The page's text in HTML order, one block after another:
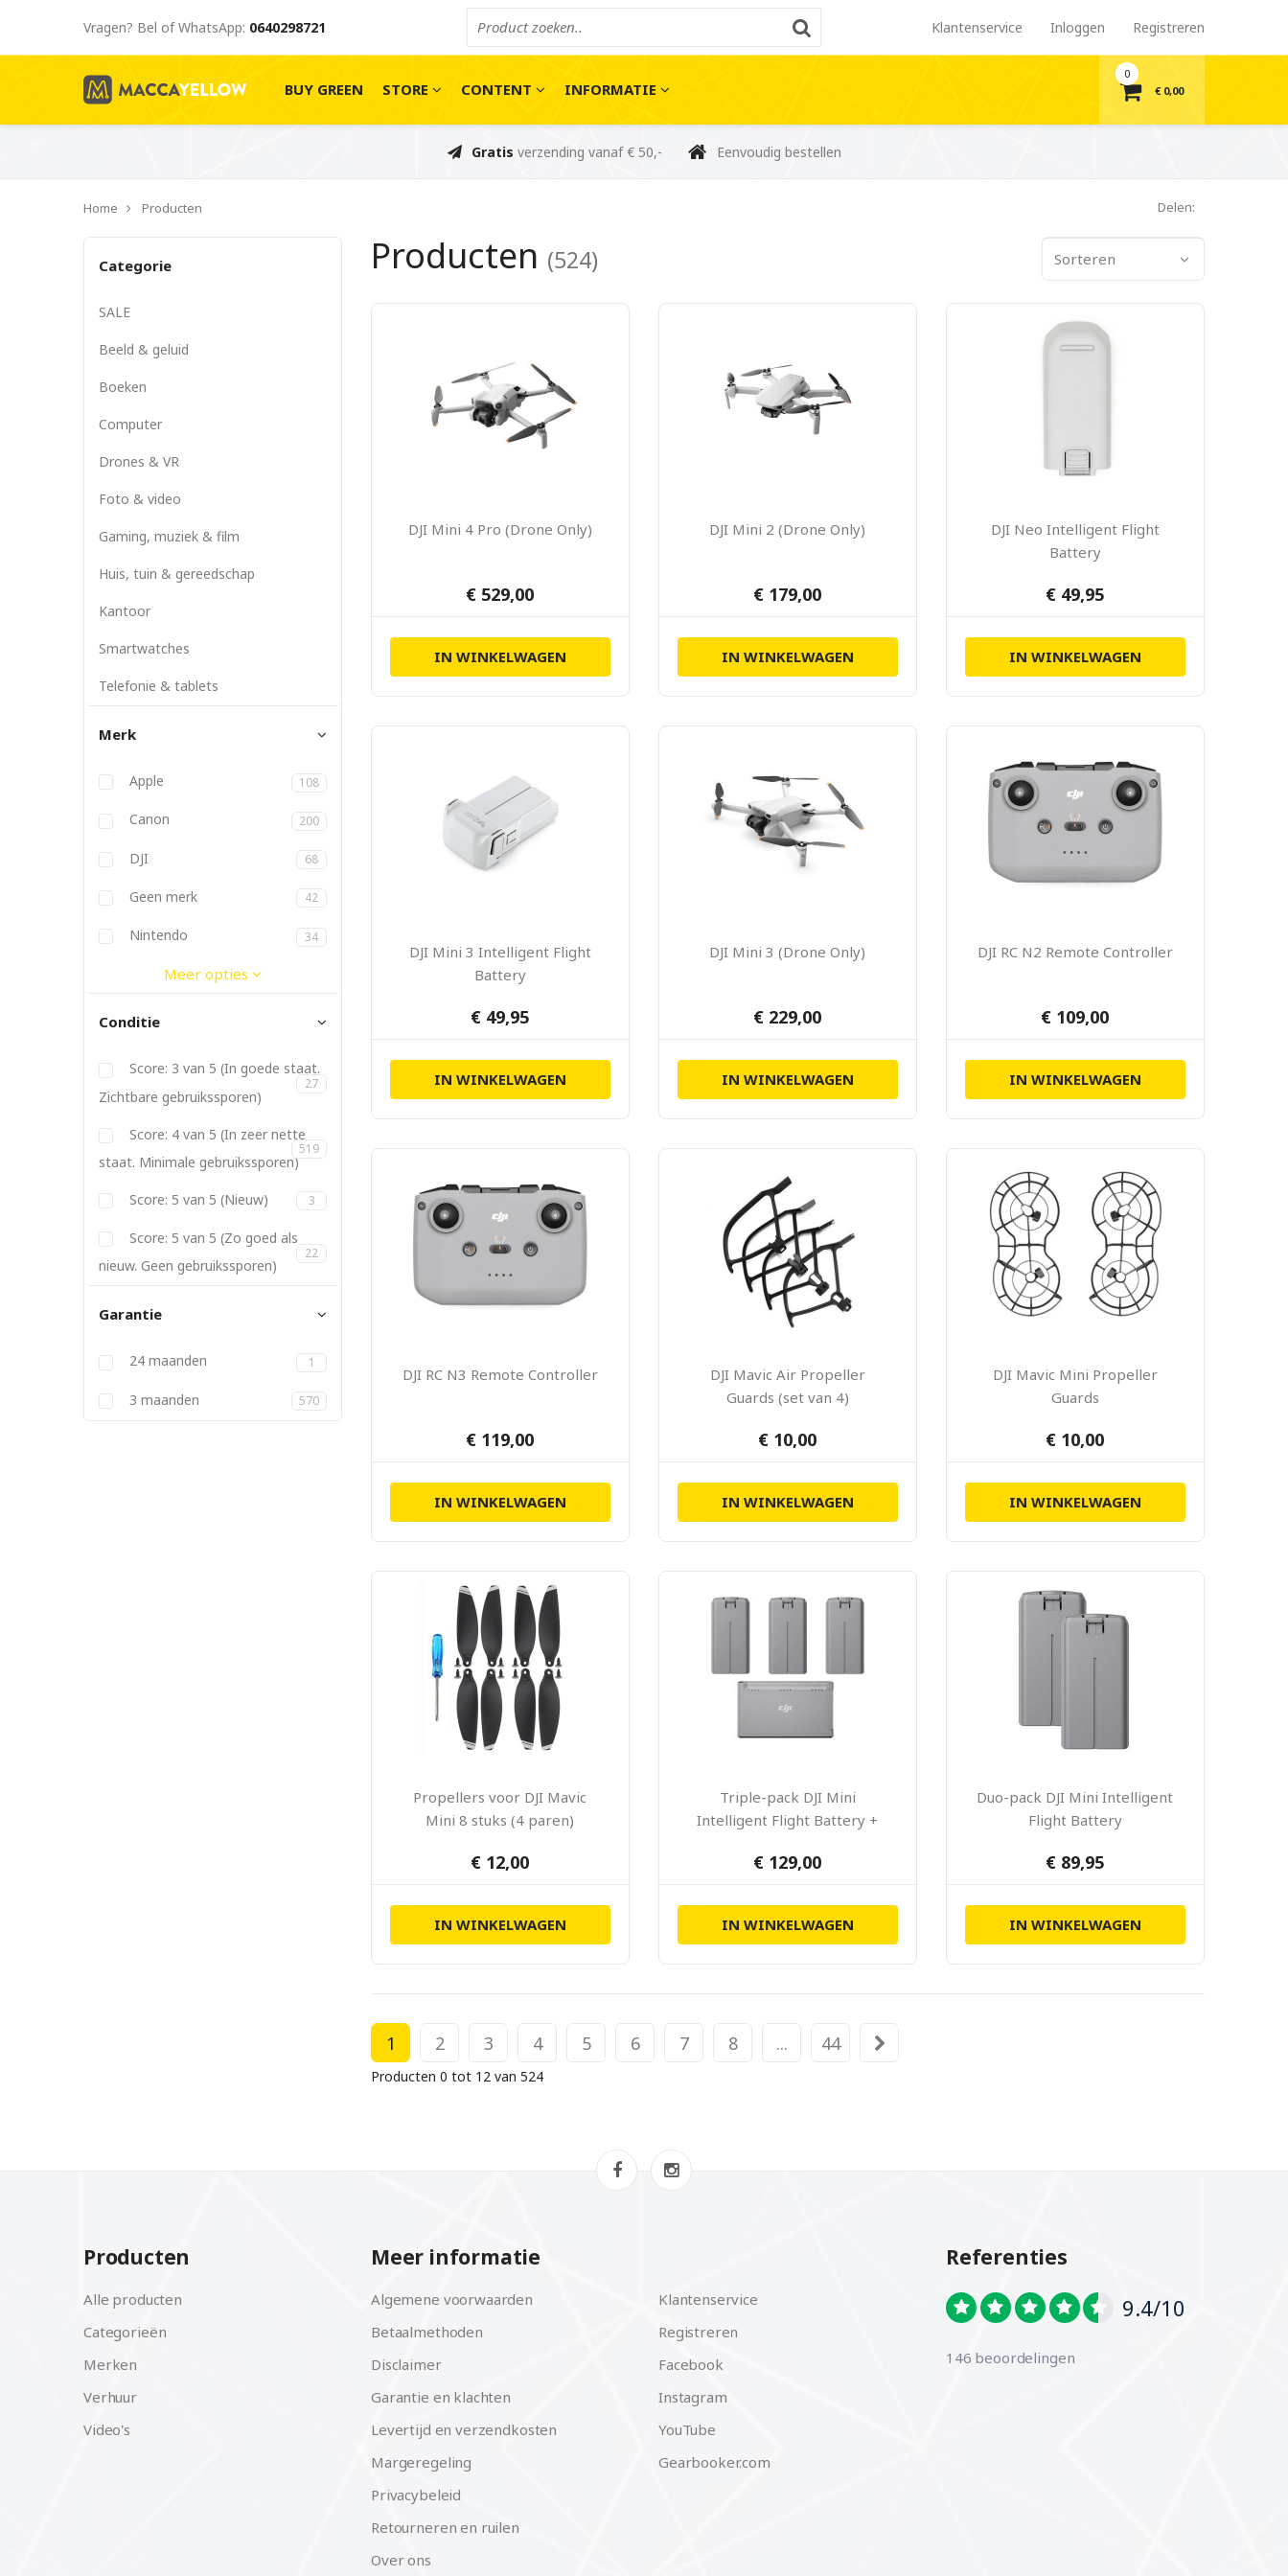
Vragen? Bel of WhatsApp: 0640298721 Klantenservice Inloggen Registreren
BUY GREEN STORE CONTENT INFORMATIE
0
€ 0,00
Gratis verzending vanaf € 50,- Eenvoudig bestellen
Home Producten Delen:
Categorie
SALE
Beeld & geluid
Boeken
Computer
Drones & VR
Foto & video
Gaming, muziek & film
Huis, tuin & gereedschap
Kantoor
Smartwatches
Telefonie & tablets
Merk
Anbernic
Apple 108
Atlona
Aukey
Backbone
Belkin
BizLink
Blackmagic
Bose
Canon 200
DJI 68
Dymo
Elgato
Ergotron
Fitbit
Geen merk 42
Gitzo
Godox
JBL
Joby
Kanex
Kata
Kenko
Lowepro
Manfrotto
Metz
Nikon
Nintendo 34
Panasonic
PGYTech
Philips
Pioneer
PolarPro
Promise
SanDisk
Satechi
Sigma
Soligor
Sonnet
Tamron
Tokina
Twelve South
Vanguard
YongnuoMeer opties
Conditie
Score: 3 van 5 (In goede staat.
Zichtbare gebruikssporen)
27
Score: 4 van 5 (In zeer nette
staat. Minimale gebruikssporen)
519
Score: 5 van 5 (Nieuw) 3
Score: 5 van 5 (Zo goed als
nieuw. Geen gebruikssporen)
22
Garantie
24 maanden 1
3 maanden 570
Sorteren
Producten (524)
DJI Mini 4 Pro (Drone Only)
€ 529,00
IN WINKELWAGEN
DJI Mini 2 (Drone Only)
€ 179,00
IN WINKELWAGEN
DJI Neo Intelligent Flight
Battery
€ 49,95
IN WINKELWAGEN
DJI Mini 3 Intelligent Flight
Battery
€ 49,95
IN WINKELWAGEN
DJI Mini 3 (Drone Only)
€ 229,00
IN WINKELWAGEN
DJI RC N2 Remote Controller
€ 109,00
IN WINKELWAGEN
DJI RC N3 Remote Controller
€ 119,00
IN WINKELWAGEN
DJI Mavic Air Propeller
Guards (set van 4)
€ 10,00
IN WINKELWAGEN
DJI Mavic Mini Propeller
Guards
€ 10,00
IN WINKELWAGEN
Propellers voor DJI Mavic
Mini 8 stuks (4 paren)
€ 12,00
IN WINKELWAGEN
Triple-pack DJI Mini
Intelligent Flight Battery +
€ 129,00
IN WINKELWAGEN
Duo-pack DJI Mini Intelligent
Flight Battery
€ 89,95
IN WINKELWAGEN
1 2 3 4 5 6 7 8 ... 44
Producten 0 tot 12 van 524
Producten
Alle producten
Categorieën
Merken
Verhuur
Video's
Meer informatie
Algemene voorwaarden
Betaalmethoden
Disclaimer
Garantie en klachten
Levertijd en verzendkosten
Margeregeling
Privacybeleid
Retourneren en ruilen
Over ons
Klantenservice
Registreren
Facebook
Instagram
YouTube
Gearbooker.com
Referenties
9.4/10
146 beoordelingen